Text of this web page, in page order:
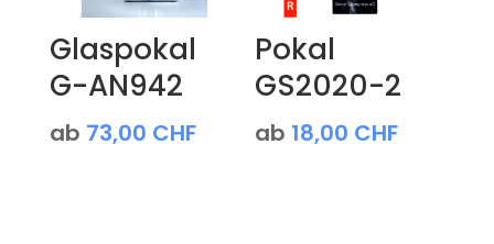
Glaspokal
G-AN942
ab 73,00 CHF
Pokal
GS2020-2
ab 18,00 CHF